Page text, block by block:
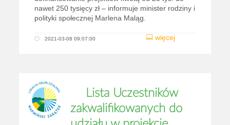
nawet 250 tysięcy zł – informuje minister rodziny i
polityki społecznej Marlena Maląg.
więcej
2021-03-08 09:07:00
Lista Uczestników
zakwalifikowanych do